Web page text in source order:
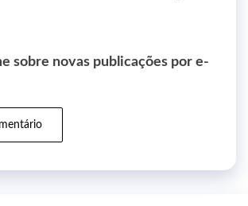
sobre novas publicações por e-